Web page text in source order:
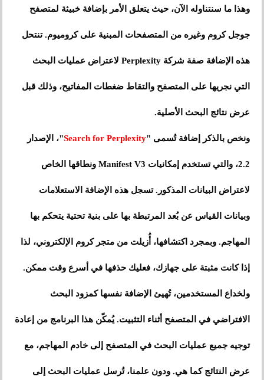
وهذا ما سنتناوله الآن، حيث يتعلق الأمر بإضافة خبيثة لمتصفح
جوجل كروم وغيره من المتصفحات المبنية على كروميوم. تنتحل
هذه الإضافة صفة شركة Perplexity لاعتراض عمليات البحث
التي نجريها على المتصفح والتقاط ضغطات المفاتيح، وذلك قبل
عرض نتائج البحث الأصلية.
ونخص بالذكر إضافة تُسمى "Search for Perplexity"، الإصدار
2.2، والتي تستخدم إمكانيات Manifest V3 ونطاقها الخاص
لاعتراض البيانات المذكور. تسجل هذه الإضافة الاستعلامات
وبيانات القياس عن بُعد المرتبطة بها على بنية تحتية يتحكم بها
المهاجم. وبمجرد اكتشافها، أُزيلت من متجر كروم الإلكتروني، لذا
إذا كانت مثبتة على جهازك، فعليك حذفها في أسرع وقت ممكن.
ولخداع المستخدمين، تُهيئ الإضافة نفسها كمزود البحث
الافتراضي في المتصفح أثناء التثبيت. يُمكّن هذا البرنامج من إعادة
توجيه جميع عمليات البحث في المتصفح إلى خادم المهاجم، مع
عرض النتائج كما هي. ودون علمنا، تُرسل عمليات البحث إلى